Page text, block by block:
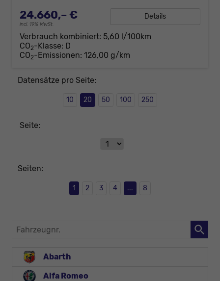
24.660,– €
incl. 19% MwSt.
Details
Verbrauch kombiniert: 5,60 l/100km
CO2-Klasse: D
CO2-Emissionen: 126,00 g/km
Datensätze pro Seite:
10 20 50 100 250
Seite:
Seiten:
1 2 3 4 ... 8
Fahrzeugnr.
Abarth
Alfa Romeo